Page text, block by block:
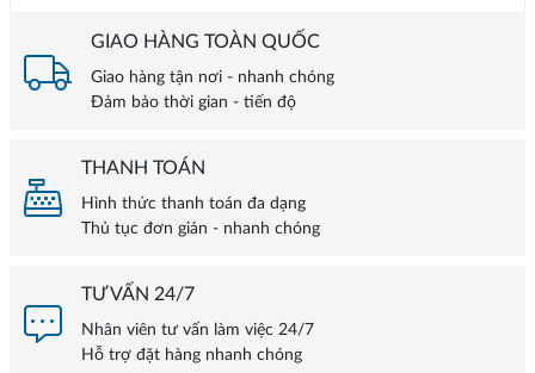
GIAO HÀNG TOÀN QUỐC
Giao hàng tận nơi - nhanh chóng
Đảm bảo thời gian - tiến độ
THANH TOÁN
Hình thức thanh toán đa dạng
Thủ tục đơn giản - nhanh chóng
TƯ VẤN 24/7
Nhân viên tư vấn làm việc 24/7
Hỗ trợ đặt hàng nhanh chóng